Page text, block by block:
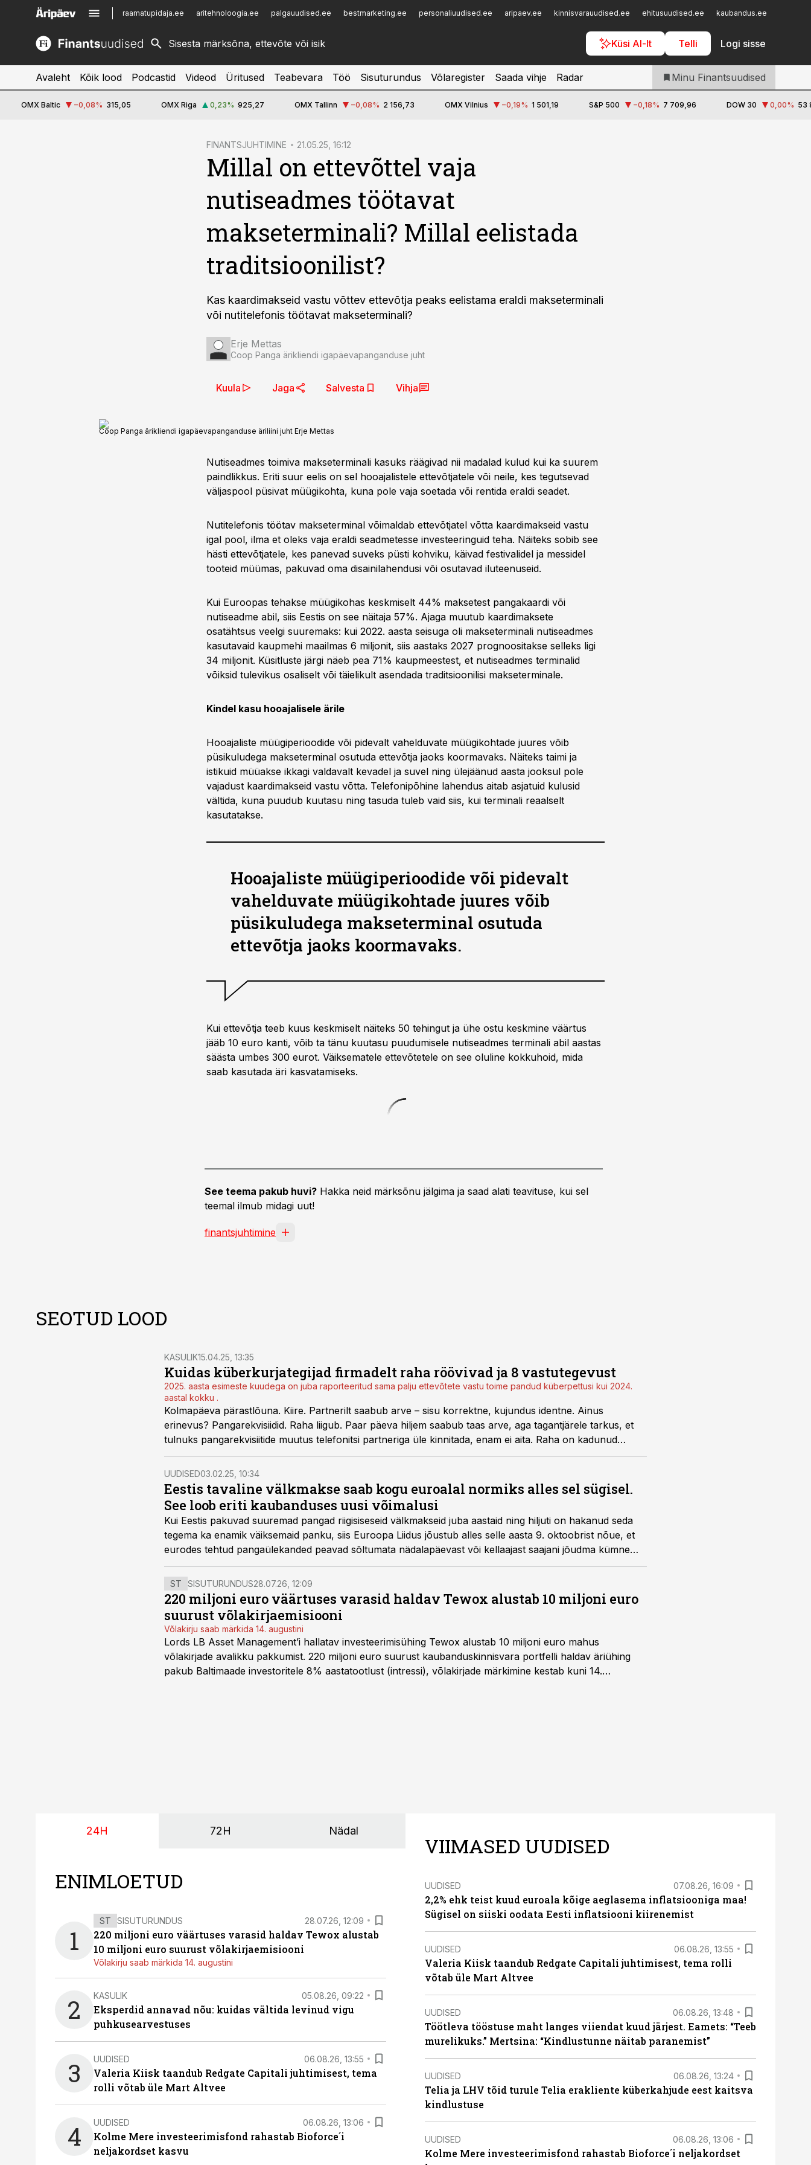
raamatupidaja.ee aritehnoloogia.ee palgauudised.ee bestmarketing.ee personaliuudised.ee aripaev.ee kinnisvarauudised.ee ehitusuudised.ee kaubandus.ee
Küsi AI-lt Telli Logi sisse
kinnisvarauudised.ee
logistikauudised.ee
imelineajalugu.ee
Infopank
Iseteenindus
Telli Finantsuudised
Avaleht Kõik lood Podcastid Videod Üritused Teabevara Töö Sisuturundus Võlaregister Saada vihje Radar Minu Finantsuudised
OMX Baltic −0,08% 315,05 OMX Riga 0,23% 925,27 OMX Tallinn −0,08% 2 156,73 OMX Vilnius −0,19% 1 501,19 S&P 500 −0,18% 7 709,96 DOW 30 0,00% 53
FINANTSJUHTIMINE 21.05.25, 16:12
Millal on ettevõttel vaja
nutiseadmes töötavat
makseterminali? Millal eelistada
traditsioonilist?
Kas kaardimakseid vastu võttev ettevõtja peaks eelistama eraldi makseterminali
või nutitelefonis töötavat makseterminali?
Erje Mettas
Coop Panga ärikliendi igapäevapanganduse juht
Kuula Jaga Salvesta Vihja
Coop Panga ärikliendi igapäevapanganduse äriliini juht Erje Mettas
Nutiseadmes toimiva makseterminali kasuks räägivad nii madalad kulud kui ka suurem
paindlikkus. Eriti suur eelis on sel hooajalistele ettevõtjatele või neile, kes tegutsevad
väljaspool püsivat müügikohta, kuna pole vaja soetada või rentida eraldi seadet.
Nutitelefonis töötav makseterminal võimaldab ettevõtjatel võtta kaardimakseid vastu
igal pool, ilma et oleks vaja eraldi seadmetesse investeeringuid teha. Näiteks sobib see
hästi ettevõtjatele, kes panevad suveks püsti kohviku, käivad festivalidel ja messidel
tooteid müümas, pakuvad oma disainilahendusi või osutavad iluteenuseid.
Kui Euroopas tehakse müügikohas keskmiselt 44% maksetest pangakaardi või
nutiseadme abil, siis Eestis on see näitaja 57%. Ajaga muutub kaardimaksete
osatähtsus veelgi suuremaks: kui 2022. aasta seisuga oli makseterminali nutiseadmes
kasutavaid kaupmehi maailmas 6 miljonit, siis aastaks 2027 prognoositakse selleks ligi
34 miljonit. Küsitluste järgi näeb pea 71% kaupmeestest, et nutiseadmes terminalid
võiksid tulevikus osaliselt või täielikult asendada traditsioonilisi makseterminale.
Kindel kasu hooajalisele ärile
Hooajaliste müügiperioodide või pidevalt vahelduvate müügikohtade juures võib
püsikuludega makseterminal osutuda ettevõtja jaoks koormavaks. Näiteks taimi ja
istikuid müüakse ikkagi valdavalt kevadel ja suvel ning ülejäänud aasta jooksul pole
vajadust kaardimakseid vastu võtta. Telefonipõhine lahendus aitab asjatuid kulusid
vältida, kuna puudub kuutasu ning tasuda tuleb vaid siis, kui terminali reaalselt
kasutatakse.
Hooajaliste müügiperioodide või pidevalt
vahelduvate müügikohtade juures võib
püsikuludega makseterminal osutuda
ettevõtja jaoks koormavaks.
Kui ettevõtja teeb kuus keskmiselt näiteks 50 tehingut ja ühe ostu keskmine väärtus
jääb 10 euro kanti, võib ta tänu kuutasu puudumisele nutiseadmes terminali abil aastas
säästa umbes 300 eurot. Väiksematele ettevõtetele on see oluline kokkuhoid, mida
saab kasutada äri kasvatamiseks.
See teema pakub huvi? Hakka neid märksõnu jälgima ja saad alati teavituse, kui sel
teemal ilmub midagi uut!
finantsjuhtimine
SEOTUD LOOD
KASULIK15.04.25, 13:35
Kuidas küberkurjategijad firmadelt raha röövivad ja 8 vastutegevust
2025. aasta esimeste kuudega on juba raporteeritud sama palju ettevõtete vastu toime pandud küberpettusi kui 2024.
aastal kokku .
Kolmapäeva pärastlõuna. Kiire. Partnerilt saabub arve – sisu korrektne, kujundus identne. Ainus
erinevus? Pangarekvisiidid. Raha liigub. Paar päeva hiljem saabub taas arve, aga tagantjärele tarkus, et
tulnuks pangarekvisiitide muutus telefonitsi partneriga üle kinnitada, enam ei aita. Raha on kadunud
digitaalsesse musta auku.
UUDISED03.02.25, 10:34
Eestis tavaline välkmakse saab kogu euroalal normiks alles sel sügisel.
See loob eriti kaubanduses uusi võimalusi
Kui Eestis pakuvad suuremad pangad riigisiseseid välkmakseid juba aastaid ning hiljuti on hakanud seda
tegema ka enamik väiksemaid panku, siis Euroopa Liidus jõustub alles selle aasta 9. oktoobrist nõue, et
eurodes tehtud pangaülekanded peavad sõltumata nädalapäevast või kellaajast saajani jõudma kümne
sekundi jooksul. Välkmaksete eest ei tohi küsida kõrgemat tasu kui tavamakse eest
ST SISUTURUNDUS28.07.26, 12:09
220 miljoni euro väärtuses varasid haldav Tewox alustab 10 miljoni euro
suurust võlakirjaemisiooni
Võlakirju saab märkida 14. augustini
Lords LB Asset Management’i hallatav investeerimisühing Tewox alustab 10 miljoni euro mahus
võlakirjade avalikku pakkumist. 220 miljoni euro suurust kaubanduskinnisvara portfelli haldav äriühing
pakub Baltimaade investoritele 8% aastatootlust (intressi), võlakirjade märkimine kestab kuni 14.
24H 72H Nädal
ENIMLOETUD
1
ST SISUTURUNDUS 28.07.26, 12:09
220 miljoni euro väärtuses varasid haldav Tewox alustab
10 miljoni euro suurust võlakirjaemisiooni
Võlakirju saab märkida 14. augustini
2 KASULIK 05.08.26, 09:22
Eksperdid annavad nõu: kuidas vältida levinud vigu
puhkusearvestuses
3 UUDISED 06.08.26, 13:55
Valeria Kiisk taandub Redgate Capitali juhtimisest, tema
rolli võtab üle Mart Altvee
4 UUDISED 06.08.26, 13:06
Kolme Mere investeerimisfond rahastab Bioforce´i
neljakordset kasvu
VIIMASED UUDISED
UUDISED 07.08.26, 16:09
2,2% ehk teist kuud euroala kõige aeglasema inflatsiooniga maa!
Sügisel on siiski oodata Eesti inflatsiooni kiirenemist
UUDISED 06.08.26, 13:55
Valeria Kiisk taandub Redgate Capitali juhtimisest, tema rolli
võtab üle Mart Altvee
UUDISED 06.08.26, 13:48
Töötleva tööstuse maht langes viiendat kuud järjest. Eamets: “Teeb
murelikuks.” Mertsina: “Kindlustunne näitab paranemist”
UUDISED 06.08.26, 13:24
Telia ja LHV tõid turule Telia erakliente küberkahjude eest kaitsva
kindlustuse
UUDISED 06.08.26, 13:06
Kolme Mere investeerimisfond rahastab Bioforce´i neljakordset